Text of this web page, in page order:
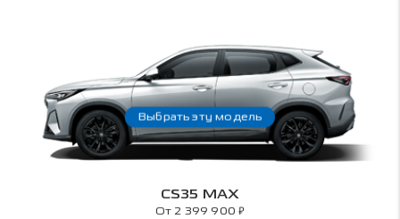
CS35 MAX
От 2 399 900₽
Выбрать эту модель